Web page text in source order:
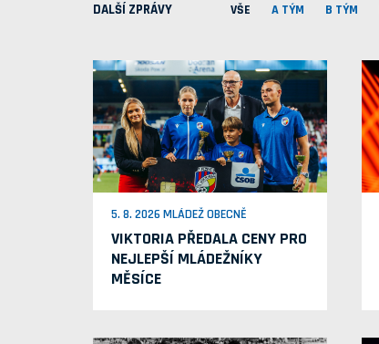
DALŠÍ ZPRÁVY VŠE A TÝM B TÝM
5. 8. 2026 MLÁDEŽ OBECNĚ
VIKTORIA PŘEDALA CENY PRO
NEJLEPŠÍ MLÁDEŽNÍKY
MĚSÍCE